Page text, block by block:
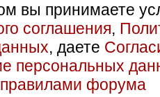
вы принимаете
соглашения,
, даете
персональных
правилами форума